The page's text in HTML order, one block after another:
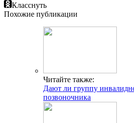
Класснуть
Похожие публикации
Читайте также:
Дают ли группу
позвоночника